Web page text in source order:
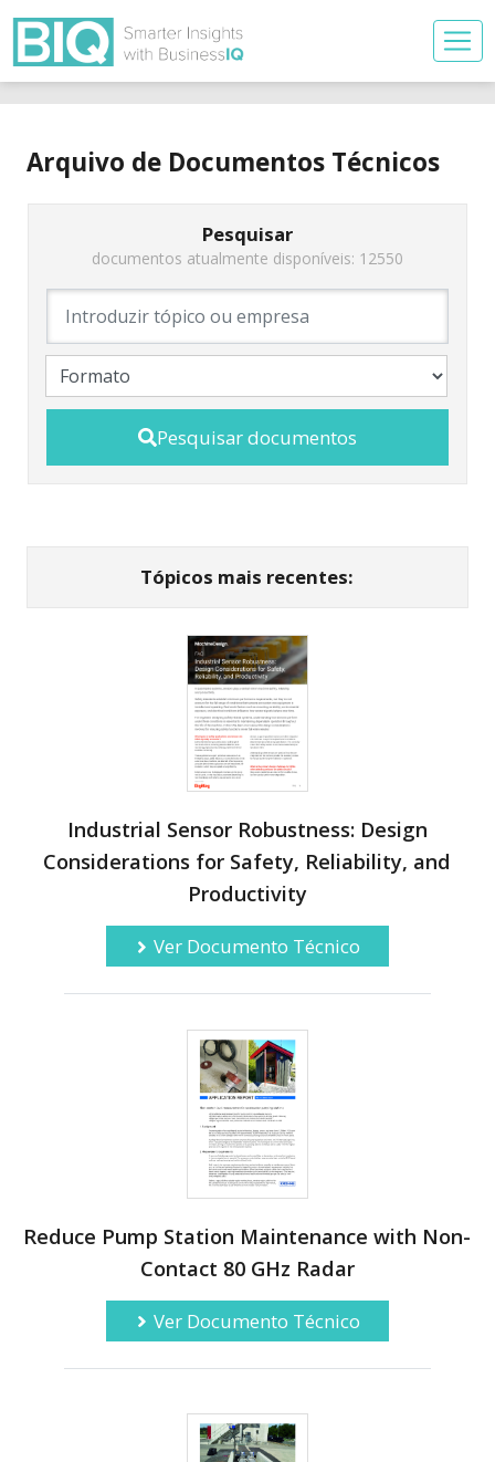
Arquivo de Documentos Técnicos
Pesquisar
documentos atualmente disponíveis: 12550
Pesquisar documentos
Tópicos mais recentes:
Industrial Sensor Robustness: Design
Considerations for Safety, Reliability, and
Productivity
Ver Documento Técnico
Reduce Pump Station Maintenance with Non-
Contact 80 GHz Radar
Ver Documento Técnico